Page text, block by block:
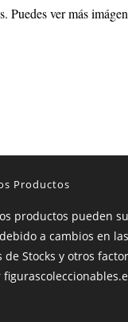
Puedes ver más
Productos
productos pueden
a cambios en
de Stocks y otros